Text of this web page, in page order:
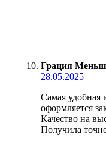
Грация
28.05.2025
Самая удобная
оформляется
Качество на
Получила